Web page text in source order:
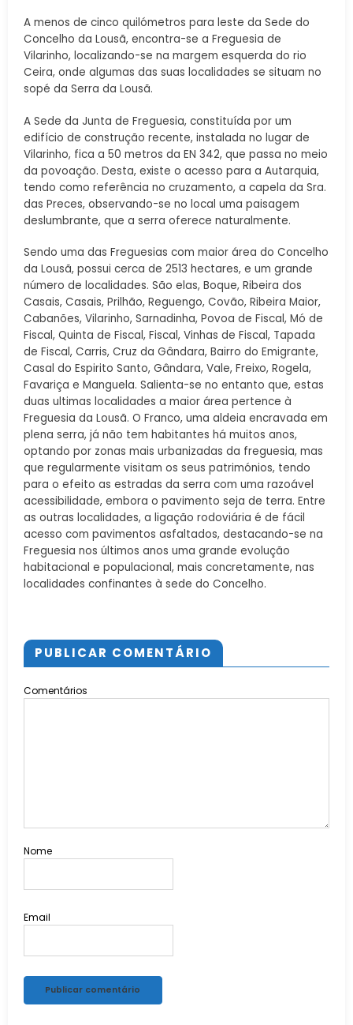
A menos de cinco quilómetros para leste da Sede do
Concelho da Lousã, encontra-se a Freguesia de
Vilarinho, localizando-se na margem esquerda do rio
Ceira, onde algumas das suas localidades se situam no
sopé da Serra da Lousã.
A Sede da Junta de Freguesia, constituída por um
edifício de construção recente, instalada no lugar de
Vilarinho, fica a 50 metros da EN 342, que passa no meio
da povoação. Desta, existe o acesso para a Autarquia,
tendo como referência no cruzamento, a capela da Sra.
das Preces, observando-se no local uma paisagem
deslumbrante, que a serra oferece naturalmente.
Sendo uma das Freguesias com maior área do Concelho
da Lousã, possui cerca de 2513 hectares, e um grande
número de localidades. São elas, Boque, Ribeira dos
Casais, Casais, Prilhão, Reguengo, Covão, Ribeira Maior,
Cabanões, Vilarinho, Sarnadinha, Povoa de Fiscal, Mó de
Fiscal, Quinta de Fiscal, Fiscal, Vinhas de Fiscal, Tapada
de Fiscal, Carris, Cruz da Gândara, Bairro do Emigrante,
Casal do Espirito Santo, Gândara, Vale, Freixo, Rogela,
Favariça e Manguela. Salienta-se no entanto que, estas
duas ultimas localidades a maior área pertence à
Freguesia da Lousã. O Franco, uma aldeia encravada em
plena serra, já não tem habitantes há muitos anos,
optando por zonas mais urbanizadas da freguesia, mas
que regularmente visitam os seus patrimónios, tendo
para o efeito as estradas da serra com uma razoável
acessibilidade, embora o pavimento seja de terra. Entre
as outras localidades, a ligação rodoviária é de fácil
acesso com pavimentos asfaltados, destacando-se na
Freguesia nos últimos anos uma grande evolução
habitacional e populacional, mais concretamente, nas
localidades confinantes à sede do Concelho.
PUBLICAR COMENTÁRIO
Comentários
Nome
Email